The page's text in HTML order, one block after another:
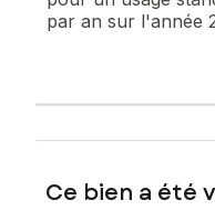
par an sur l'année
Ce bien a été